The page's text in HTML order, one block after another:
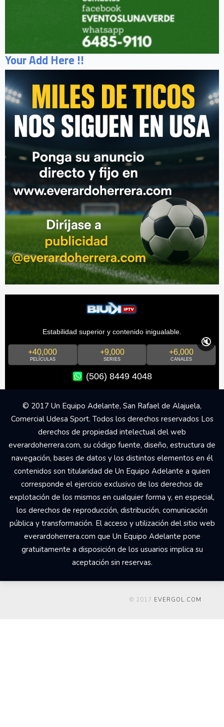
Your Add Here !!
Estabilidad superior y contenido inigualable.
+40,000
PELÍCULAS
+9,000
SERIES
+6,000
CANALES
(506) 8449 4048
🔇
© 2017 Un Equipo Adelante, San Rafael de Alajuela,
Comercial Udesa Sport. Todos los derechos reservados Los
derechos de propiedad intelectual del web
everardoherrera.com, su código fuente, diseño, estructura de
navegación, bases de datos y los distintos elementos en él
contenidos son titularidad de Un Equipo Adelante a quien
corresponde el ejercicio exclusivo de los derechos de
explotación de los mismos en cualquier forma y, en especial,
los derechos de reproducción, distribución, comunicación
pública y transformación. El acceso y utilización del sitio web
everardoherrera.com que Un Equipo Adelante pone
gratuitamente a disposición de los usuarios implica su
aceptación sin reservas.
© 2017 EVERGOL.COM